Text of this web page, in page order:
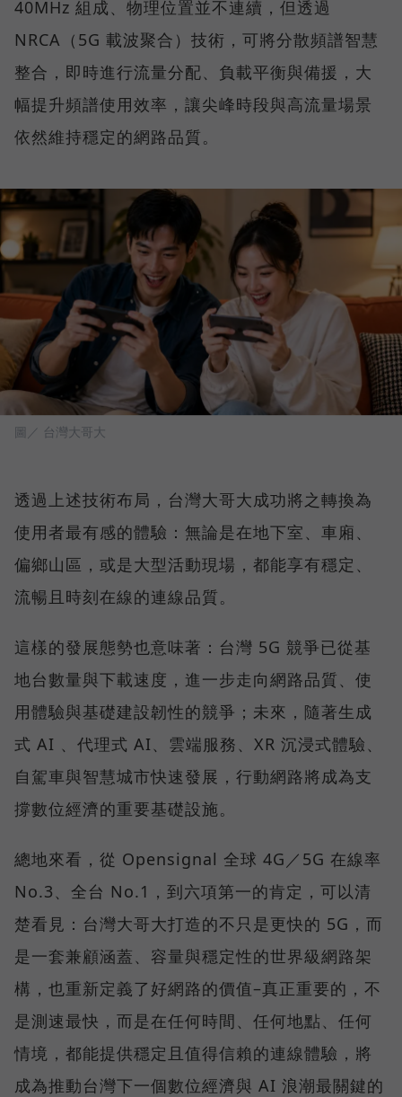
40MHz 組成、物理位置並不連續，但透過
NRCA（5G 載波聚合）技術，可將分散頻譜智慧
整合，即時進行流量分配、負載平衡與備援，大
幅提升頻譜使用效率，讓尖峰時段與高流量場景
依然維持穩定的網路品質。
圖／ 台灣大哥大
透過上述技術布局，台灣大哥大成功將之轉換為
使用者最有感的體驗：無論是在地下室、車廂、
偏鄉山區，或是大型活動現場，都能享有穩定、
流暢且時刻在線的連線品質。
這樣的發展態勢也意味著：台灣 5G 競爭已從基
地台數量與下載速度，進一步走向網路品質、使
用體驗與基礎建設韌性的競爭；未來，隨著生成
式 AI 、代理式 AI、雲端服務、XR 沉浸式體驗、
自駕車與智慧城市快速發展，行動網路將成為支
撐數位經濟的重要基礎設施。
總地來看，從 Opensignal 全球 4G／5G 在線率
No.3、全台 No.1，到六項第一的肯定，可以清
楚看見：台灣大哥大打造的不只是更快的 5G，而
是一套兼顧涵蓋、容量與穩定性的世界級網路架
構，也重新定義了好網路的價值–真正重要的，不
是測速最快，而是在任何時間、任何地點、任何
情境，都能提供穩定且值得信賴的連線體驗，將
成為推動台灣下一個數位經濟與 AI 浪潮最關鍵的